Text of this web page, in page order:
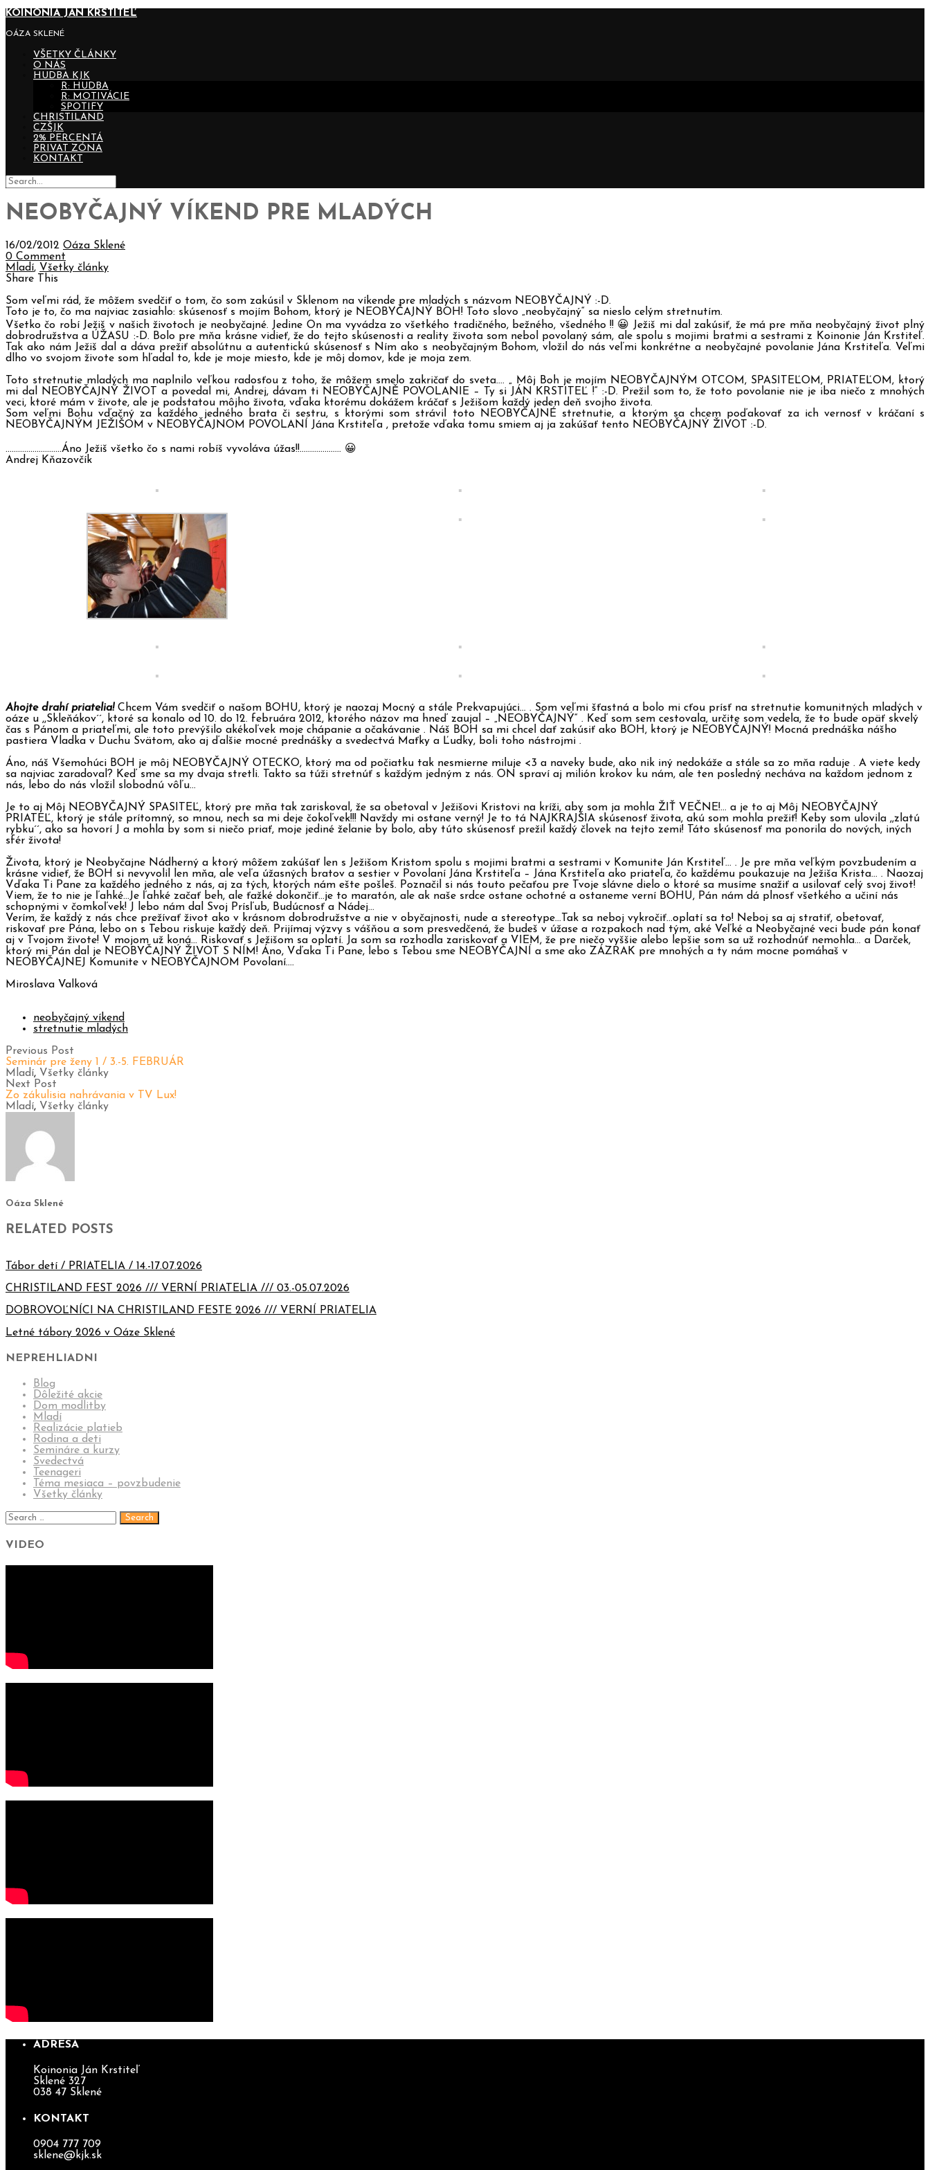
KOINONIA JÁN KRSTITEĽ
OÁZA SKLENÉ
VŠETKY ČLÁNKY
O NÁS
HUDBA KJK
R: HUDBA
R: MOTIVÁCIE
SPOTIFY
CHRISTILAND
CZŠJK
2% PERCENTÁ
PRIVAT ZÓNA
KONTAKT
NEOBYČAJNÝ VÍKEND PRE MLADÝCH
16/02/2012 Oáza Sklené
0 Comment
Mladí, Všetky články
Share This
Som veľmi rád, že môžem svedčiť o tom, čo som zakúsil v Sklenom na víkende pre mladých s názvom NEOBYČAJNÝ :-D.
Toto je to, čo ma najviac zasiahlo: skúsenosť s mojím Bohom, ktorý je NEOBYČAJNÝ BOH! Toto slovo „neobyčajný“ sa nieslo celým stretnutím.
Všetko čo robí Ježiš v našich životoch je neobyčajné. Jedine On ma vyvádza zo všetkého tradičného, bežného, všedného !! 😀 Ježiš mi dal zakúsiť, že má pre mňa neobyčajný život plný
dobrodružstva a ÚŽASU :-D. Bolo pre mňa krásne vidieť, že do tejto skúsenosti a reality života som nebol povolaný sám, ale spolu s mojimi bratmi a sestrami z Koinonie Ján Krstiteľ.
Tak ako nám Ježiš dal a dáva prežiť absolútnu a autentickú skúsenosť s Ním ako s neobyčajným Bohom, vložil do nás veľmi konkrétne a neobyčajné povolanie Jána Krstiteľa. Veľmi
dlho vo svojom živote som hľadal to, kde je moje miesto, kde je môj domov, kde je moja zem.
Toto stretnutie mladých ma naplnilo veľkou radosťou z toho, že môžem smelo zakričať do sveta…. „ Môj Boh je mojím NEOBYČAJNÝM OTCOM, SPASITEĽOM, PRIATEĽOM, ktorý
mi dal NEOBYČAJNÝ ŽIVOT a povedal mi, Andrej, dávam ti NEOBYČAJNĚ POVOLANIE – Ty si JÁN KRSTITEĽ !“ :-D. Prežil som to, že toto povolanie nie je iba niečo z mnohých
veci, ktoré mám v živote, ale je podstatou môjho života, vďaka ktorému dokážem kráčať s Ježišom každý jeden deň svojho života.
Som veľmi Bohu vďačný za každého jedného brata či sestru, s ktorými som strávil toto NEOBYČAJNÉ stretnutie, a ktorým sa chcem poďakovať za ich vernosť v kráčaní s
NEOBYČAJNÝM JEŽIŠOM v NEOBYČAJNOM POVOLANÍ Jána Krstiteľa , pretože vďaka tomu smiem aj ja zakúšať tento NEOBYČAJNÝ ŽIVOT :-D.
………………………Áno Ježiš všetko čo s nami robíš vyvoláva úžas!!……………….. 😀
Andrej Kňazovčík
Ahojte drahí priatelia!Chcem Vám svedčiť o našom BOHU, ktorý je naozaj Mocný a stále Prekvapujúci… . Som veľmi šťastná a bolo mi cťou prísť na stretnutie komunitných mladých v
oáze u ,,Skleňákov´´, ktoré sa konalo od 10. do 12. februára 2012, ktorého názov ma hneď zaujal – „NEOBYČAJNÝ“ . Keď som sem cestovala, určite som vedela, že to bude opäť skvelý
čas s Pánom a priateľmi, ale toto prevýšilo akékoľvek moje chápanie a očakávanie . Náš BOH sa mi chcel dať zakúsiť ako BOH, ktorý je NEOBYČAJNÝ! Mocná prednáška nášho
pastiera Vladka v Duchu Svätom, ako aj ďalšie mocné prednášky a svedectvá Maťky a Ľudky, boli toho nástrojmi .
Áno, náš Všemohúci BOH je môj NEOBYČAJNÝ OTECKO, ktorý ma od počiatku tak nesmierne miluje <3 a naveky bude, ako nik iný nedokáže a stále sa zo mňa raduje . A viete kedy
sa najviac zaradoval? Keď sme sa my dvaja stretli. Takto sa túži stretnúť s každým jedným z nás. ON spraví aj milión krokov ku nám, ale ten posledný necháva na každom jednom z
nás, lebo do nás vložil slobodnú vôľu…
Je to aj Môj NEOBYČAJNÝ SPASITEĽ, ktorý pre mňa tak zariskoval, že sa obetoval v Ježišovi Kristovi na kríži, aby som ja mohla ŽIŤ VEČNE!… a je to aj Môj NEOBYČAJNÝ
PRIATEĽ, ktorý je stále prítomný, so mnou, nech sa mi deje čokoľvek!!! Navždy mi ostane verný! Je to tá NAJKRAJŠIA skúsenosť života, akú som mohla prežiť! Keby som ulovila ,,zlatú
rybku´´, ako sa hovorí J a mohla by som si niečo priať, moje jediné želanie by bolo, aby túto skúsenosť prežil každý človek na tejto zemi! Táto skúsenosť ma ponorila do nových, iných
sfér života!
Života, ktorý je Neobyčajne Nádherný a ktorý môžem zakúšať len s Ježišom Kristom spolu s mojimi bratmi a sestrami v Komunite Ján Krstiteľ… . Je pre mňa veľkým povzbudením a
krásne vidieť, že BOH si nevyvolil len mňa, ale veľa úžasných bratov a sestier v Povolaní Jána Krstiteľa – Jána Krstiteľa ako priateľa, čo každému poukazuje na Ježiša Krista… . Naozaj
Vďaka Ti Pane za každého jedného z nás, aj za tých, ktorých nám ešte pošleš. Poznačil si nás touto pečaťou pre Tvoje slávne dielo o ktoré sa musíme snažiť a usilovať celý svoj život!
Viem, že to nie je ľahké…Je ľahké začať beh, ale ťažké dokončiť…je to maratón, ale ak naše srdce ostane ochotné a ostaneme verní BOHU, Pán nám dá plnosť všetkého a učiní nás
schopnými v čomkoľvek! J lebo nám dal Svoj Prísľub, Budúcnosť a Nádej…
Verím, že každý z nás chce prežívať život ako v krásnom dobrodružstve a nie v obyčajnosti, nude a stereotype…Tak sa neboj vykročiť…oplatí sa to! Neboj sa aj stratiť, obetovať,
riskovať pre Pána, lebo on s Tebou riskuje každý deň. Prijímaj výzvy s vášňou a som presvedčená, že budeš v úžase a rozpakoch nad tým, aké Veľké a Neobyčajné veci bude pán konať
aj v Tvojom živote! V mojom už koná… Riskovať s Ježišom sa oplatí. Ja som sa rozhodla zariskovať a VIEM, že pre niečo vyššie alebo lepšie som sa už rozhodnúť nemohla… a Darček,
ktorý mi Pán dal je NEOBYČAJNÝ ŽIVOT S NÍM! Áno, Vďaka Ti Pane, lebo s Tebou sme NEOBYČAJNÍ a sme ako ZÁZRAK pre mnohých a ty nám mocne pomáhaš v
NEOBYČAJNEJ Komunite v NEOBYČAJNOM Povolaní….
Miroslava Valková
neobyčajný víkend
stretnutie mladých
Previous Post
Seminár pre ženy 1 / 3.-5. FEBRUÁR
Mladí, Všetky články
Next Post
Zo zákulisia nahrávania v TV Lux!
Mladí, Všetky články
Oáza Sklené
RELATED POSTS
Tábor detí / PRIATELIA / 14.-17.07.2026
CHRISTILAND FEST 2026 /// VERNÍ PRIATELIA /// 03.-05.07.2026
DOBROVOĽNÍCI NA CHRISTILAND FESTE 2026 /// VERNÍ PRIATELIA
Letné tábory 2026 v Oáze Sklené
NEPREHLIADNI
Blog
Dôležité akcie
Dom modlitby
Mladí
Realizácie platieb
Rodina a deti
Semináre a kurzy
Svedectvá
Teenageri
Téma mesiaca – povzbudenie
Všetky články
VIDEO
ADRESA
Koinonia Ján Krstiteľ
Sklené 327
038 47 Sklené
KONTAKT
0904 777 709
sklene@kjk.sk